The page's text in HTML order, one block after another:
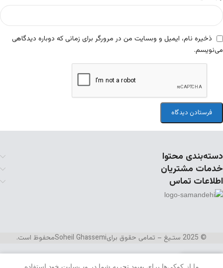
ذخیره نام، ایمیل و وبسایت من در مرورگر برای زمانی که دوباره دیدگاهی
می‌نویسم.
دسته‌بندی محتوا
خدمات مشتریان
اطلاعات تماس
© 2025 ستـیغ – تمامی حقوق برای Soheil Ghassemiمحفوظ است.
ما از کوکی‌ها برای بهبود تجربه شما در وب‌سایت خود استفاده